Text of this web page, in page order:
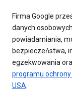
Firma Google
danych
powiadamiania,
bezpieczeństwa,
egzekwowania
programu
USA